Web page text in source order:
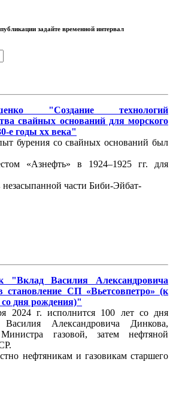
задайте временной интервал
"Создание технологий
свайных оснований для морского
е годы хх века"
бурения со свайных оснований был
«Азнефть» в 1924–1925 гг. для
части Биби-Эйбат-
"Вклад Василия Александровича
становление СП «Вьетсовпетро» (к
дня рождения)"
2024 г. исполнится 100 лет со дня
Василия Александровича Динкова,
газовой, затем нефтяной
нефтяникам и газовикам старшего